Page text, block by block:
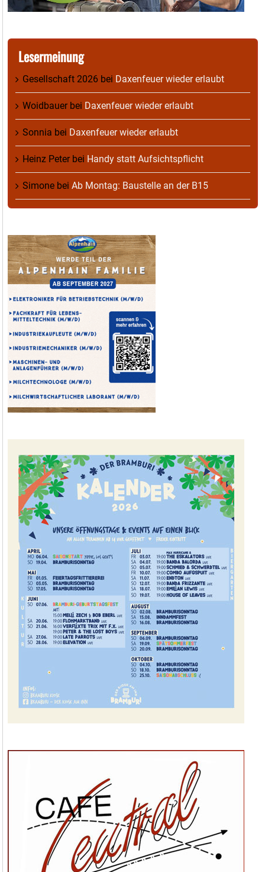
Lesermeinung
Gesellschaft 2026 bei Daxenfeuer wieder erlaubt
Woidbauerbei Daxenfeuer wieder erlaubt
Sonnia bei Daxenfeuer wieder erlaubt
Heinz Peterbei Handy statt Aufsichtspflicht
Simone bei Ab Montag: Baustelle an der B15